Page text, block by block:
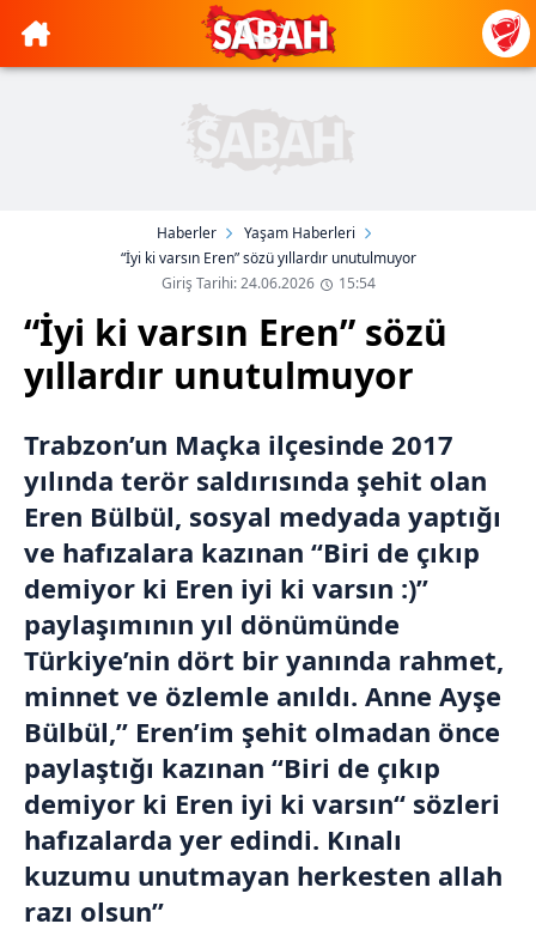
Haberler
Yaşam Haberleri
“İyi ki varsın Eren” sözü yıllardır unutulmuyor
Giriş Tarihi: 24.06.2026
15:54
“İyi ki varsın Eren” sözü
yıllardır unutulmuyor
Trabzon’un Maçka ilçesinde 2017
yılında terör saldırısında şehit olan
Eren Bülbül, sosyal medyada yaptığı
ve hafızalara kazınan “Biri de çıkıp
demiyor ki Eren iyi ki varsın :)”
paylaşımının yıl dönümünde
Türkiye’nin dört bir yanında rahmet,
minnet ve özlemle anıldı. Anne Ayşe
Bülbül,” Eren’im şehit olmadan önce
paylaştığı kazınan “Biri de çıkıp
demiyor ki Eren iyi ki varsın“ sözleri
hafızalarda yer edindi. Kınalı
kuzumu unutmayan herkesten allah
razı olsun”